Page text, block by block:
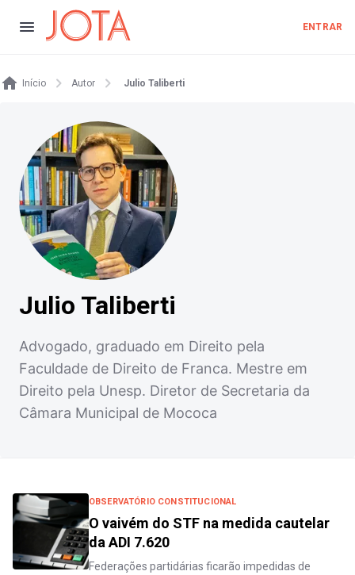
ENTRAR
Início Autor Julio Taliberti
Julio Taliberti
Advogado, graduado em Direito pela
Faculdade de Direito de Franca. Mestre em
Direito pela Unesp. Diretor de Secretaria da
Câmara Municipal de Mococa
OBSERVATÓRIO CONSTITUCIONAL
O vaivém do STF na medida cautelar
da ADI 7.620
Federações partidárias ficarão impedidas de